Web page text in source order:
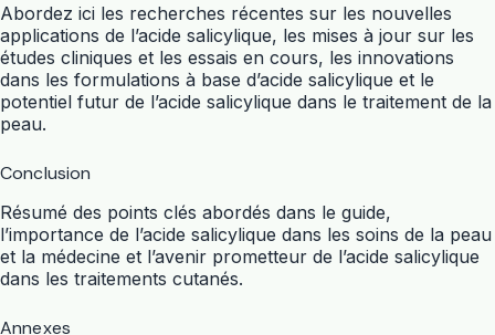
Abordez ici les recherches récentes sur les nouvelles
applications de l’acide salicylique, les mises à jour sur les
études cliniques et les essais en cours, les innovations
dans les formulations à base d’acide salicylique et le
potentiel futur de l’acide salicylique dans le traitement de la
peau.
Conclusion
Résumé des points clés abordés dans le guide,
l’importance de l’acide salicylique dans les soins de la peau
et la médecine et l’avenir prometteur de l’acide salicylique
dans les traitements cutanés.
Annexes